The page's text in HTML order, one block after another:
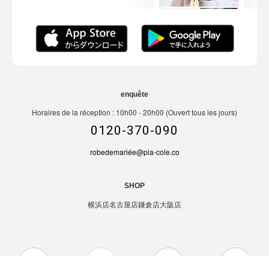
enquête
Horaires de la réception : 10h00 - 20h00 (Ouvert tous les jours)
0120-370-090
robedemariée@pla-cole.co
SHOP
横浜店名古屋店鎌倉店大阪店